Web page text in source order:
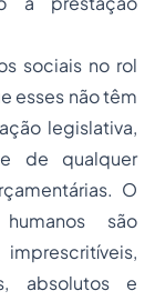
sociais no rol
esses não têm
legislativa,
de qualquer
O
são
absolutos e